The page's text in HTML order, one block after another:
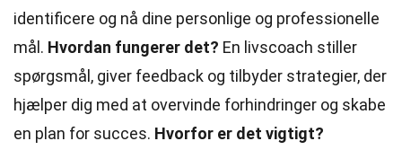
identificere og nå dine personlige og professionelle
mål. Hvordan fungerer det? En livscoach stiller
spørgsmål, giver feedback og tilbyder strategier, der
hjælper dig med at overvinde forhindringer og skabe
en plan for succes. Hvorfor er det vigtigt?